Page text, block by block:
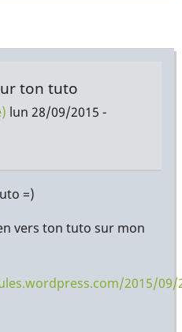
ton tuto
lun 28/09/2015 -
=)
vers ton tuto sur mon
2015/09/